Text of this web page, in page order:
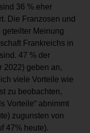
36 % eher
Die Franzosen und
Meinung
Frankreichs in
47 % der
2022) geben an,
viele Vorteile wie
zu beobachten,
Vorteile“ abnimmt
zugunsten von
47% heute).